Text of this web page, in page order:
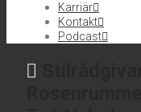
Karriär
Kontakt
Podcast